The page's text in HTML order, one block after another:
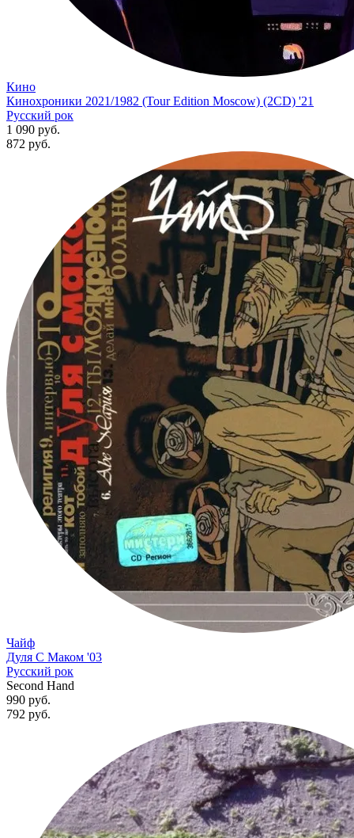
Кино
Кинохроники 2021/1982 (Tour Edition Moscow) (2CD) '21
Русский рок
1 090 руб.
872 руб.
Чайф
Дуля С Маком '03
Русский рок
Second Hand
990 руб.
792 руб.